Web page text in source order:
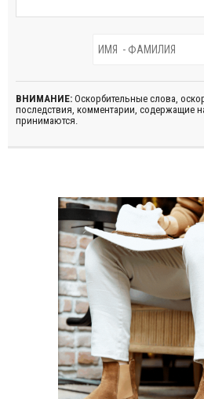
ВНИМАНИЕ: Оскорбительные слова,
последствия, комментарии, содержащие
принимаются.